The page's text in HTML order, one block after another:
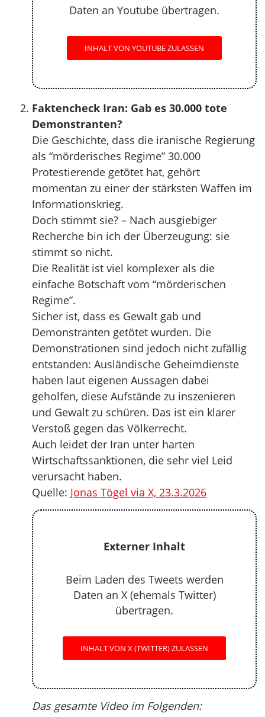
Daten an Youtube übertragen.
INHALT VON YOUTUBE ZULASSEN
Faktencheck Iran: Gab es 30.000 tote
Demonstranten?
Die Geschichte, dass die iranische Regierung
als “mörderisches Regime” 30.000
Protestierende getötet hat, gehört
momentan zu einer der stärksten Waffen im
Informationskrieg.
Doch stimmt sie? – Nach ausgiebiger
Recherche bin ich der Überzeugung: sie
stimmt so nicht.
Die Realität ist viel komplexer als die
einfache Botschaft vom “mörderischen
Regime”.
Sicher ist, dass es Gewalt gab und
Demonstranten getötet wurden. Die
Demonstrationen sind jedoch nicht zufällig
entstanden: Ausländische Geheimdienste
haben laut eigenen Aussagen dabei
geholfen, diese Aufstände zu inszenieren
und Gewalt zu schüren. Das ist ein klarer
Verstoß gegen das Völkerrecht.
Auch leidet der Iran unter harten
Wirtschaftssanktionen, die sehr viel Leid
verursacht haben.
Quelle: Jonas Tögel via X, 23.3.2026
Externer Inhalt
Beim Laden des Tweets werden
Daten an X (ehemals Twitter)
übertragen.
INHALT VON X (TWITTER) ZULASSEN
Das gesamte Video im Folgenden: